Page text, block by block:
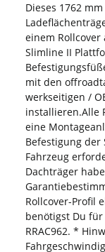
Dieses 1762
einem
Slimline II
mit den
werkseitigen /
installieren.Alle
eine
Befestigung der
Fahrzeug
Dachträger
Rollcover-Profil
benötigst Du
RRAC962. *